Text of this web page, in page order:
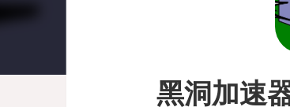
黑洞加速